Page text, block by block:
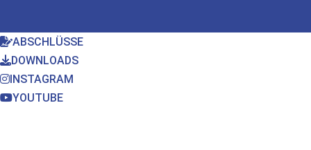
ABSCHLÜSSE
DOWNLOADS
INSTAGRAM
YOUTUBE